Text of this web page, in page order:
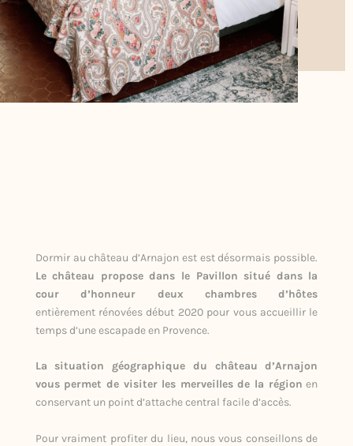
Dormir au château d’Arnajon est est désormais possible.
Le château propose dans le Pavillon situé dans la
cour d’honneur deux chambres d’hôtes
entièrement rénovées début 2020 pour vous accueillir le
temps d’une escapade en Provence.
La situation géographique du château d’Arnajon
vous permet de visiter les merveilles de la région en
conservant un point d’attache central facile d’accès.
Pour vraiment profiter du lieu, nous vous conseillons de